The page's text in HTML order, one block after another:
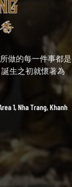
所做的每一件事都是
誕生之初就懷著為
1, Nha Trang, Khanh